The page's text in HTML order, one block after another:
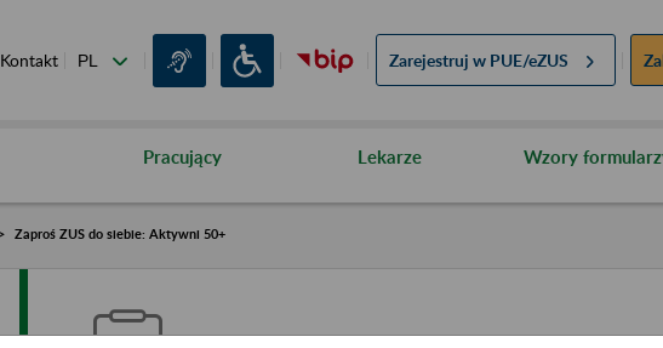
Kontakt Zarejestruj w PUE/eZUS
Pracujący Lekarze Wzory
Zaproś ZUS do siebie: Aktywni 50+